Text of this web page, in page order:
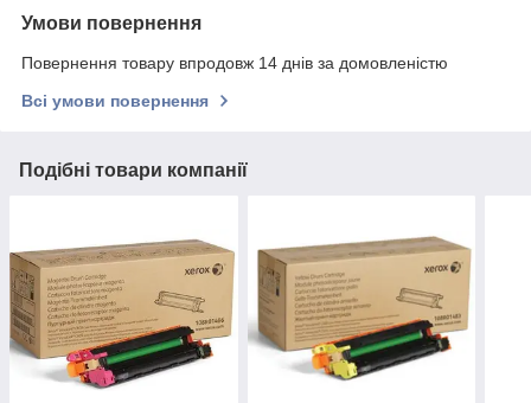
Умови повернення
Повернення товару впродовж 14 днів за домовленістю
Всі умови повернення
Подібні товари компанії